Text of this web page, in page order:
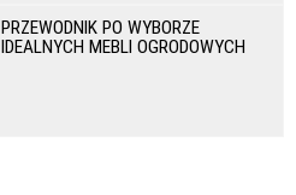
PRZEWODNIK PO WYBORZE
IDEALNYCH MEBLI OGRODOWYCH